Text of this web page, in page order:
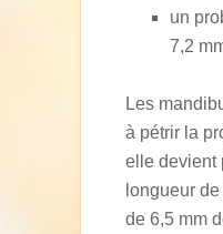
un
7,2
Les
à pétrir la
elle devient
longueur
de 6,5 mm